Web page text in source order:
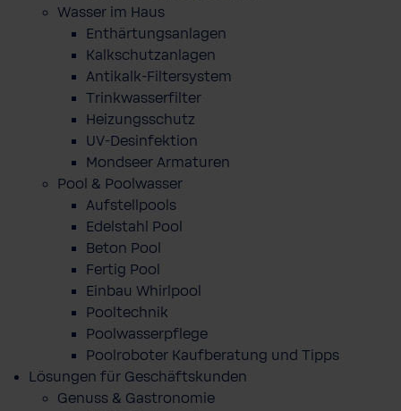
Wasser im Haus
Enthärtungsanlagen
Kalkschutzanlagen
Antikalk-Filtersystem
Trinkwasserfilter
Heizungsschutz
UV-Desinfektion
Mondseer Armaturen
Pool & Poolwasser
Aufstellpools
Edelstahl Pool
Beton Pool
Fertig Pool
Einbau Whirlpool
Pooltechnik
Poolwasserpflege
Poolroboter Kaufberatung und Tipps
Lösungen für Geschäftskunden
Genuss & Gastronomie